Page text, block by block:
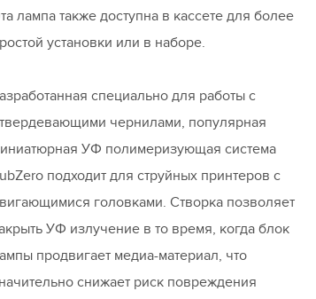
лампа также доступна в кассете для более
установки или в наборе.
специально для работы с
чернилами, популярная
УФ полимеризующая система
подходит для струйных принтеров с
головками. Створка позволяет
УФ излучение в то время, когда блок
продвигает медиа-материал, что
снижает риск повреждения